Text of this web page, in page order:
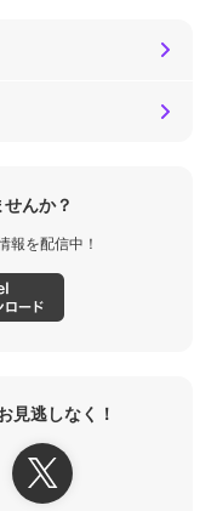
んか？
報を配信中！
見逃しなく！